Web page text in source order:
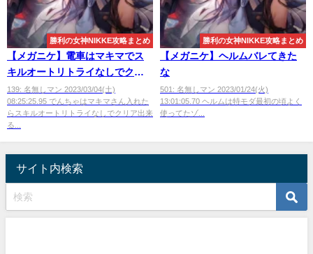
勝利の女神NIKKE攻略まとめ
【メガニケ】電車はマキマでス
キルオートリトライなしでクリ
ア
139: 名無しマン 2023/03/04(土)
08:25:25.95 でんちゃはマキマさん入れた
らスキルオートリトライなしでクリア出来
る...
勝利の女神NIKKE攻略まとめ
【メガニケ】ヘルムバレてきた
な
501: 名無しマン 2023/01/24(火)
13:01:05.70 ヘルムは特モダ最初の頃よく
使ってたゾ...
サイト内検索